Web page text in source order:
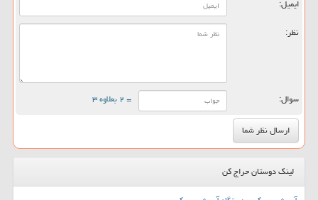
ایمیل:
نظر:
سوال: = ۲ بعلاوه ۳
لینک دوستان حراج کن